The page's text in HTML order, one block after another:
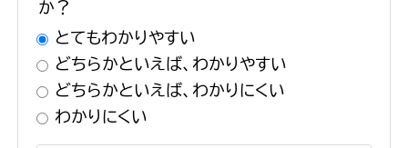
か？
とてもわかりやすい
どちらかといえば、わかりやすい
どちらかといえば、わかりにくい
わかりにくい